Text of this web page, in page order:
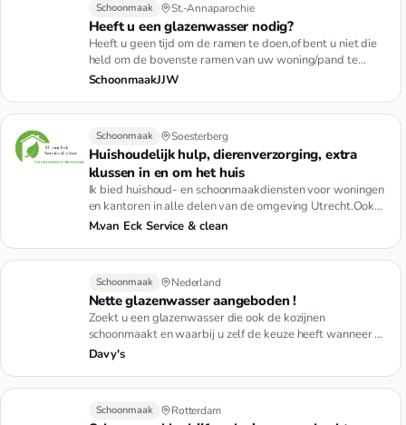
Schoonmaak St.-Annaparochie
Heeft u een glazenwasser nodig?
Heeft u geen tijd om de ramen te doen,of bent u niet die
held om de bovenste ramen van uw woning/pand te
doen?Dan zijn w…
SchoonmaakJJW
Schoonmaak Soesterberg
Huishoudelijk hulp, dierenverzorging, extra
klussen in en om het huis
Ik bied huishoud- en schoonmaakdiensten voor woningen
en kantoren in alle delen van de omgeving Utrecht.Ook
kunt u gebru…
M.van Eck Service & clean
Schoonmaak Nederland
Nette glazenwasser aangeboden !
Zoekt u een glazenwasser die ook de kozijnen
schoonmaakt en waarbij u zelf de keuze heeft wanneer en
hoevaak u de ramen …
Davy's
Schoonmaak Rotterdam